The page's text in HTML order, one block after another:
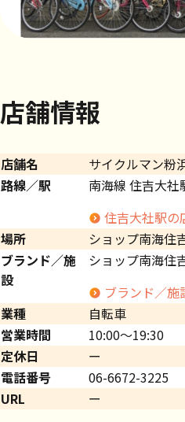
店舗情報
店舗名
サイクルマン粉
路線／駅
南海線 住吉大社
住吉大社駅の
場所
ショップ南海住
ブランド／施
設
ショップ南海住
ブランド／施
業種
自転車
営業時間
10:00～19:30
定休日
ー
電話番号
06-6672-3225
URL
ー